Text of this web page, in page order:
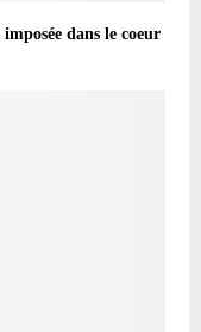
dans le coeur